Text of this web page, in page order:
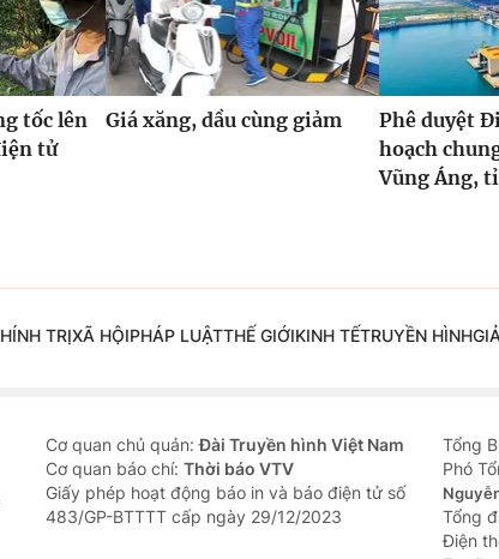
tốc lên
tử
Giá xăng, dầu cùng giảm
Phê duyệt
hoạch
Vũng Áng,
TRỊXÃ HỘIPHÁP LUẬTTHẾ GIỚIKINH TẾTRUYỀN HÌNH
Cơ quan chủ quản:Đài Truyền hình Việt Nam
Cơ quan báo chí: Thời báo VTV
Giấy phép hoạt động báo in và báo điện tử số
483/GP-BTTTT cấp ngày 29/12/2023
Tổng
Phó
Tổng
Ðiện